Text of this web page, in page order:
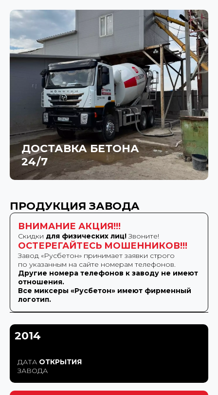
ДОСТАВКА БЕТОНА
24/7
ПРОДУКЦИЯ ЗАВОДА
ВНИМАНИЕ АКЦИЯ!!!
Скидки для физических лиц!Звоните!
ОСТЕРЕГАЙТЕСЬ МОШЕННИКОВ!!!
Завод «Русбетон» принимает заявки строго
по указанным на сайте номерам телефонов.
Другие номера телефонов к заводу не имеют
отношения.
Все миксеры «Русбетон» имеют фирменный
логотип.
2014
ДАТА ОТКРЫТИЯ
ЗАВОДА